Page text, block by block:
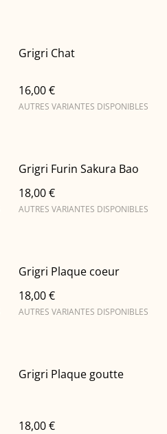
Grigri Chat
16,00 €
AUTRES VARIANTES DISPONIBLES
Grigri Furin Sakura Bao
18,00 €
AUTRES VARIANTES DISPONIBLES
Grigri Plaque coeur
18,00 €
AUTRES VARIANTES DISPONIBLES
Grigri Plaque goutte
18,00 €